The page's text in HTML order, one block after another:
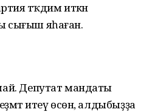
тәҡдим иткән
сығыш яһаған.
Депутат мандаты
итеү өсөн, алдыбыҙҙа